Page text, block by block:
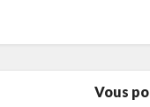
Vous